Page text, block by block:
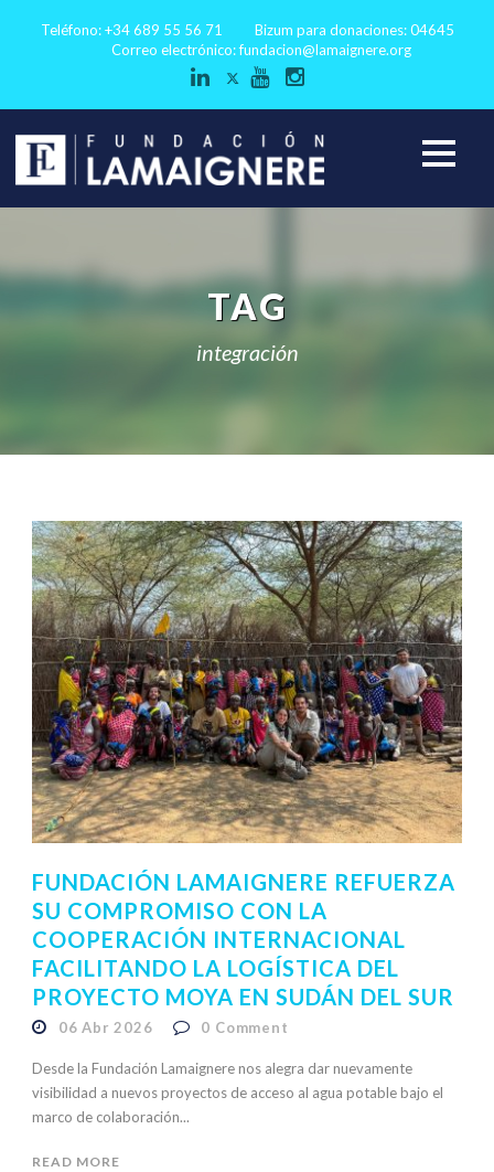
Teléfono: +34 689 55 56 71
Bizum para donaciones: 04645
Correo electrónico:fundacion@lamaignere.org
TAG
integración
FUNDACIÓN LAMAIGNERE REFUERZA
SU COMPROMISO CON LA
COOPERACIÓN INTERNACIONAL
FACILITANDO LA LOGÍSTICA DEL
PROYECTO MOYA EN SUDÁN DEL SUR
06 Abr 2026 0 Comment
Desde la Fundación Lamaignere nos alegra dar nuevamente
visibilidad a nuevos proyectos de acceso al agua potable bajo el
marco de colaboración...
READ MORE